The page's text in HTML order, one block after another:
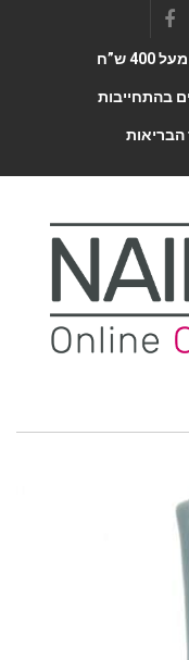
ש”ח
בהתחייבות
הבריאות